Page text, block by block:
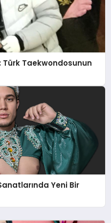
Taekwondosunun
Yeni Bir